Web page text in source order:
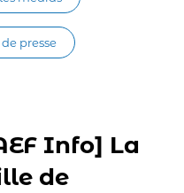
presse
Info] La
de